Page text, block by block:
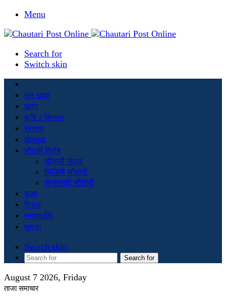
Menu
Search for
Switch skin
मूल खबर
खबर
कृषि र किसान
स्वास्थ्य
खेलकुद
चौतारी विशेष
चौतारी संवाद
भिडियो चौतारी
सृजनाको चौतारी
कला
विचार
सम्पादकीय
सुचना
Switch skin
Search for
August 7 2026, Friday
ताजा समाचार